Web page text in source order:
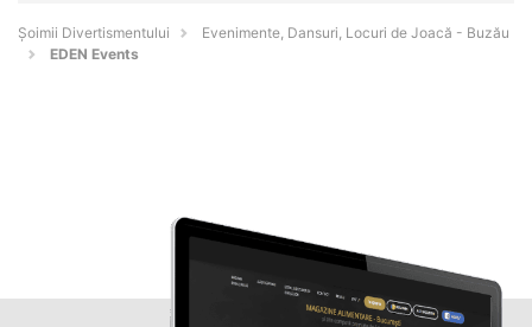
Şoimii Divertismentului
Evenimente, Dansuri, Locuri de Joacă - Buzău
EDEN Events